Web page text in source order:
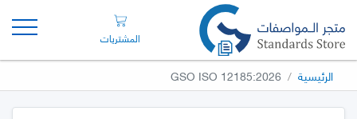
المشتريات
الرئيسية GSO ISO 12185:2026